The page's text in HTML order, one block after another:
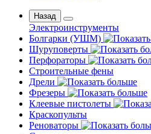
Назад
Электроинструменты
Болгарки (УШМ)
Шуруповерты
Перфораторы
Строительные фены
Дрели
Фрезеры
Клеевые пистолеты
Краскопульты
Реноваторы